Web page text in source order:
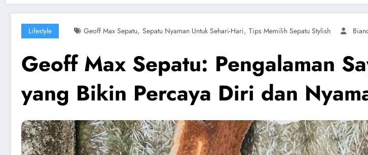
Lifestyle Geoff Max Sepatu, Sepatu Nyaman Untuk Sehari-Hari, Tips Memilih Sepatu Stylish
Geoff Max Sepatu: Pengalaman
yang Bikin Percaya Diri dan